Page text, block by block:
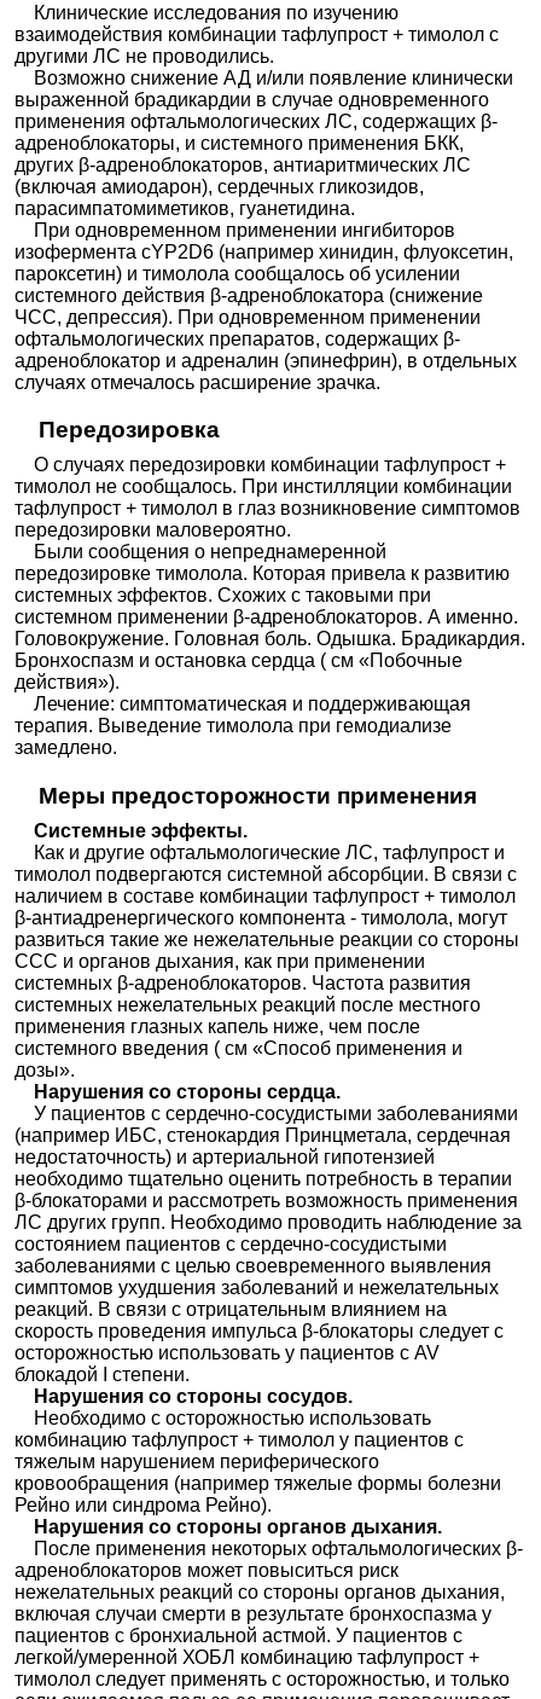
Клинические исследования по изучению
взаимодействия комбинации тафлупрост + тимолол с
другими ЛС не проводились.
Возможно снижение АД и/или появление клинически
выраженной брадикардии в случае одновременного
применения офтальмологических ЛС, содержащих β-
адреноблокаторы, и системного применения БКК,
других β-адреноблокаторов, антиаритмических ЛС
(включая амиодарон), сердечных гликозидов,
парасимпатомиметиков, гуанетидина.
При одновременном применении ингибиторов
изофермента сYP2D6 (например хинидин, флуоксетин,
пароксетин) и тимолола сообщалось об усилении
системного действия β-адреноблокатора (снижение
ЧСС, депрессия). При одновременном применении
офтальмологических препаратов, содержащих β-
адреноблокатор и адреналин (эпинефрин), в отдельных
случаях отмечалось расширение зрачка.
Передозировка
О случаях передозировки комбинации тафлупрост +
тимолол не сообщалось. При инстилляции комбинации
тафлупрост + тимолол в глаз возникновение симптомов
передозировки маловероятно.
Были сообщения о непреднамеренной
передозировке тимолола. Которая привела к развитию
системных эффектов. Схожих с таковыми при
системном применении β-адреноблокаторов. А именно.
Головокружение. Головная боль. Одышка. Брадикардия.
Бронхоспазм и остановка сердца ( см «Побочные
действия»).
Лечение: симптоматическая и поддерживающая
терапия. Выведение тимолола при гемодиализе
замедлено.
Меры предосторожности применения
Системные эффекты.
Как и другие офтальмологические ЛС, тафлупрост и
тимолол подвергаются системной абсорбции. В связи с
наличием в составе комбинации тафлупрост + тимолол
β-антиадренергического компонента - тимолола, могут
развиться такие же нежелательные реакции со стороны
ССС и органов дыхания, как при применении
системных β-адреноблокаторов. Частота развития
системных нежелательных реакций после местного
применения глазных капель ниже, чем после
системного введения ( см «Способ применения и
дозы».
Нарушения со стороны сердца.
У пациентов с сердечно-сосудистыми заболеваниями
(например ИБС, стенокардия Принцметала, сердечная
недостаточность) и артериальной гипотензией
необходимо тщательно оценить потребность в терапии
β-блокаторами и рассмотреть возможность применения
ЛС других групп. Необходимо проводить наблюдение за
состоянием пациентов с сердечно-сосудистыми
заболеваниями с целью своевременного выявления
симптомов ухудшения заболеваний и нежелательных
реакций. В связи с отрицательным влиянием на
скорость проведения импульса β-блокаторы следует с
осторожностью использовать у пациентов с AV
блокадой I степени.
Нарушения со стороны сосудов.
Необходимо с осторожностью использовать
комбинацию тафлупрост + тимолол у пациентов с
тяжелым нарушением периферического
кровообращения (например тяжелые формы болезни
Рейно или синдрома Рейно).
Нарушения со стороны органов дыхания.
После применения некоторых офтальмологических β-
адреноблокаторов может повыситься риск
нежелательных реакций со стороны органов дыхания,
включая случаи смерти в результате бронхоспазма у
пациентов с бронхиальной астмой. У пациентов с
легкой/умеренной ХОБЛ комбинацию тафлупрост +
тимолол следует применять с осторожностью, и только